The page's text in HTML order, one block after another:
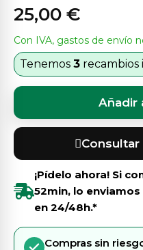
25,00 €
Con IVA, gastos de envío
Tenemos 3 recambios
Añadir
¡Pídelo ahora! Si
52min, lo
en 24/48h.*
Compras sin